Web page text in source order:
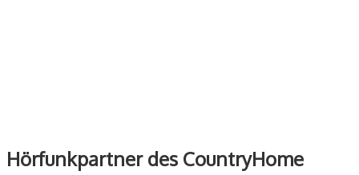
Hörfunkpartner des CountryHome